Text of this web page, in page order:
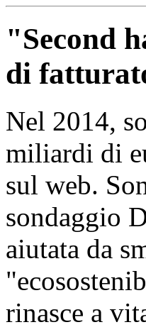
"Second
di
Nel 2014,
miliardi di
sul web.
sondaggio
aiutata da
rinasce a